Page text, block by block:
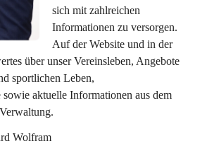
sich mit zahlreichen
Informationen zu versorgen.
Auf der Website und in der
über unser Vereinsleben, Angebote
sportlichen Leben,
sowie aktuelle Informationen aus dem
Wolfram